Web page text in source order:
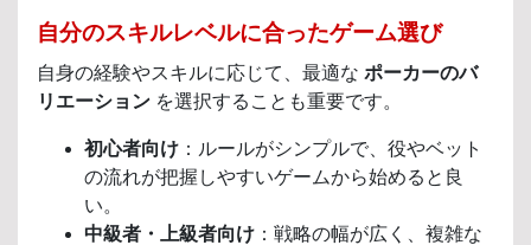
自分のスキルレベルに合ったゲーム選び
自身の経験やスキルに応じて、最適な ポーカーのバ
リエーション を選択することも重要です。
初心者向け ：ルールがシンプルで、役やベット
の流れが把握しやすいゲームから始めると良
い。
中級者・上級者向け ：戦略の幅が広く、複雑な